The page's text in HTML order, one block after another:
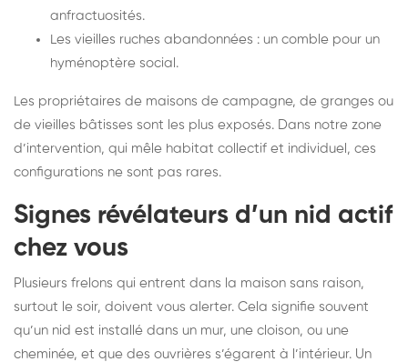
anfractuosités.
Les vieilles ruches abandonnées : un comble pour un
hyménoptère social.
Les propriétaires de maisons de campagne, de granges ou
de vieilles bâtisses sont les plus exposés. Dans notre zone
d’intervention, qui mêle habitat collectif et individuel, ces
configurations ne sont pas rares.
Signes révélateurs d’un nid actif
chez vous
Plusieurs frelons qui entrent dans la maison sans raison,
surtout le soir, doivent vous alerter. Cela signifie souvent
qu’un nid est installé dans un mur, une cloison, ou une
cheminée, et que des ouvrières s’égarent à l’intérieur. Un